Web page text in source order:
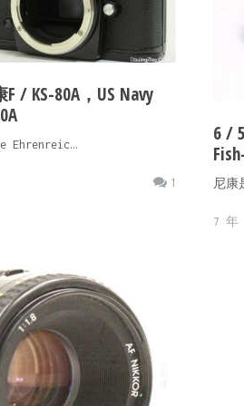
6 /
尼康
7 年
/ KS-80A，US Navy
Ehrenreic…
1